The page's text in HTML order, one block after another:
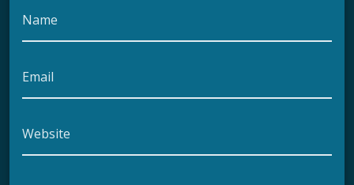
Name
Email
Website